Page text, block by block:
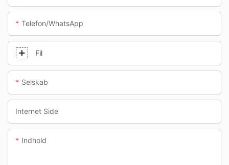
Telefon/whatsApp
Fil
Selskab
Internet Side
Indhold